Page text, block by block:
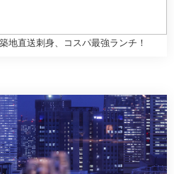
地直送刺身、コスパ最強ランチ！